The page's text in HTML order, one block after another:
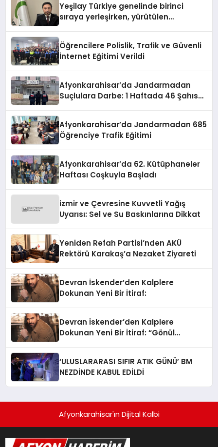
Yeşilay Türkiye genelinde birinci
sıraya yerleşirken, yürütülen
Öğrencilere Polislik, Trafik ve Güvenli
İnternet Eğitimi Verildi
Afyonkarahisar’da Jandarmadan
Suçlulara Darbe: 1 Haftada 46 Şahıs
Afyonkarahisar’da Jandarmadan 685
Öğrenciye Trafik Eğitimi
Afyonkarahisar’da 62. Kütüphaneler
Haftası Coşkuyla Başladı
izmir ve Çevresine Kuvvetli Yağış
Uyarısı: Sel ve Su Baskınlarına Dikkat
Yeniden Refah Partisi’nden AKÜ
Rektörü Karakaş’a Nezaket Ziyareti
Devran İskender’den Kalplere
Dokunan Yeni Bir İtiraf:
Devran İskender’den Kalplere
Dokunan Yeni Bir İtiraf: “Gönül
‘ULUSLARARASI SIFIR ATIK GÜNÜ’ BM
NEZDİNDE KABUL EDİLDİ
Afyonkarahisar'ın Dijital Kalbi